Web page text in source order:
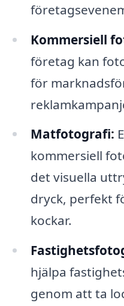
Kommersiell
företag kan
för
Matfotografi:
kommersiell
det visuella
dryck, perfekt
kockar.
hjälpa
genom att ta